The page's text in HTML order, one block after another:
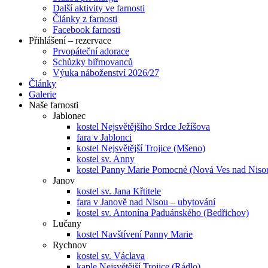
Další aktivity ve farnosti
Články z farnosti
Facebook farnosti
Přihlášení – rezervace
Prvopáteční adorace
Schůzky biřmovanců
Výuka náboženství 2026/27
Články
Galerie
Naše farnosti
Jablonec
kostel Nejsvětějšího Srdce Ježíšova
fara v Jablonci
kostel Nejsvětější Trojice (Mšeno)
kostel sv. Anny
kostel Panny Marie Pomocné (Nová Ves nad
Janov
kostel sv. Jana Křtitele
fara v Janově nad Nisou – ubytování
kostel sv. Antonína Paduánského (Bedřichov)
Lučany
kostel Navštívení Panny Marie
Rychnov
kostel sv. Václava